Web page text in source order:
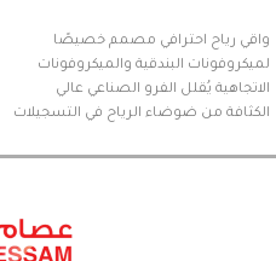
واقي رياح احترافي مصمم خصيصًا
لميكروفونات البندقية والميكروفونات
الاتجاهية يُقلل الفرو الصناعي عالي
الكثافة من ضوضاء الرياح في التسجيلات